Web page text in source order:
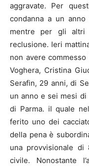
aggravate. Per
condanna a un
mentre per gli
reclusione. Ieri
non avere
Voghera, Cristina
Serafin, 29 anni, di
un anno e sei mesi
di Parma. il quale
ferito uno dei
della pena è
una provvisionale di
civile. Nonostante